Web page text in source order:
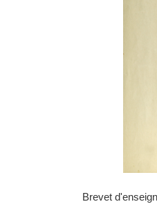
Brevet